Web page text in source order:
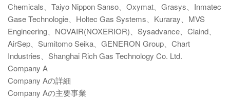
Chemicals、Taiyo Nippon Sanso、Oxymat、Grasys、Inmatec
Gase Technologie、Holtec Gas Systems、Kuraray、MVS
Engineering、NOVAIR(NOXERIOR)、Sysadvance、Claind、
AirSep、Sumitomo Seika、GENERON Group、Chart
Industries、Shanghai Rich Gas Technology Co. Ltd.
Company A
Company Aの詳細
Company Aの主要事業